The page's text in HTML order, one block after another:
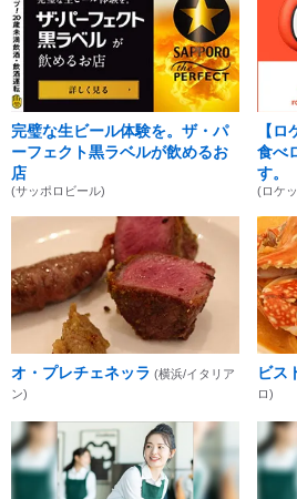
完璧な生ビール体験を。ザ・パ
ーフェクト黒ラベルが飲めるお
店
(サッポロビール)
【
食べ
す。
(ロケ
オ・プレチェネッラ (横浜/イタリア
ン)
ビス
ロ)